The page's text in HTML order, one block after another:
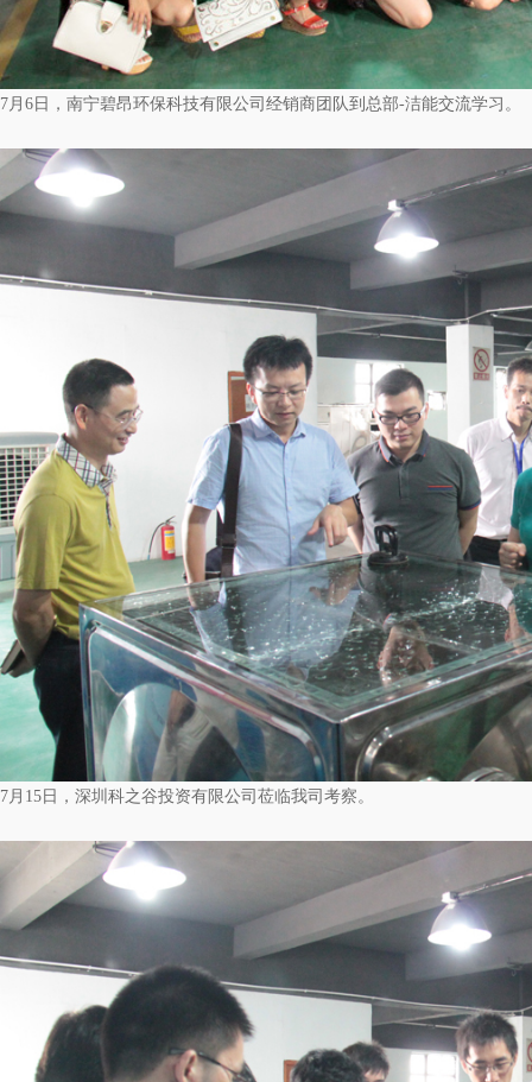
7月6日，南宁碧昂环保科技有限公司经销商团队到总部-洁能交流学习。
7月15日，深圳科之谷投资有限公司莅临我司考察。